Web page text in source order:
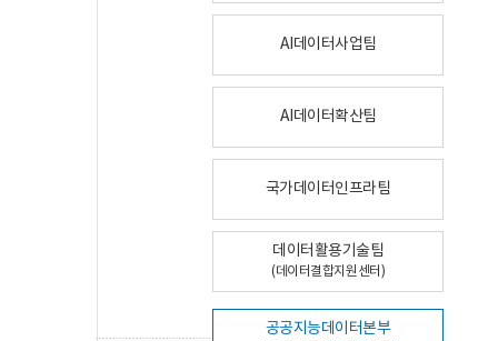
AI데이터사업팀
AI데이터확산팀
국가데이터인프라팀
데이터활용기술팀
(데이터결합지원센터)
공공지능데이터본부